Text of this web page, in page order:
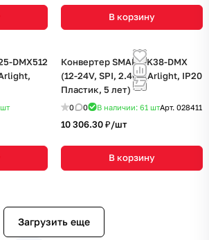
В корзину
DMX512
шт
Конвертер SMART-K38-DMX
(12-24V, SPI, 2.4G) (Arlight, IP20
Пластик, 5 лет)
0 0 В наличии: 61 штАрт. 028411
10 306.30 ₽/шт
В корзину
Загрузить еще